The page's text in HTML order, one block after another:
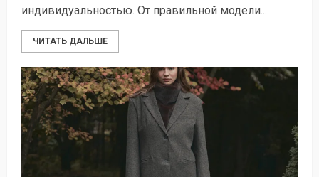
индивидуальностью. От правильной модели...
ЧИТАТЬ ДАЛЬШЕ